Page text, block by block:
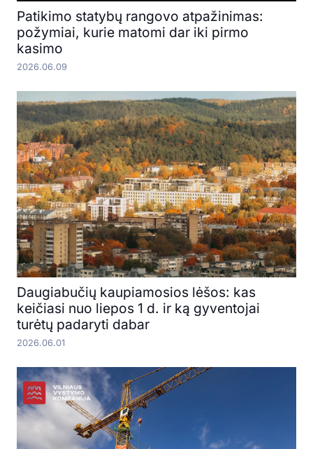
Patikimo statybų rangovo atpažinimas:
požymiai, kurie matomi dar iki pirmo
kasimo
2026.06.09
Daugiabučių kaupiamosios lėšos: kas
keičiasi nuo liepos 1 d. ir ką gyventojai
turėtų padaryti dabar
2026.06.01